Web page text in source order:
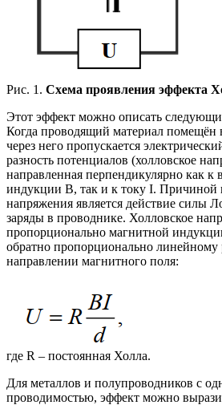
Рис. 1. Схема проявления эффекта
Этот эффект можно описать
Когда проводящий материал помещён
через него пропускается
разность потенциалов (холловское
направленная перпендикулярно как к
индукции B, так и к току I. Причиной
напряжения является действие силы
заряды в проводнике. Холловское
пропорционально магнитной
обратно пропорционально линейному
направлении магнитного поля:
где R – постоянная Холла.
Для металлов и полупроводников с
проводимостью, эффект можно